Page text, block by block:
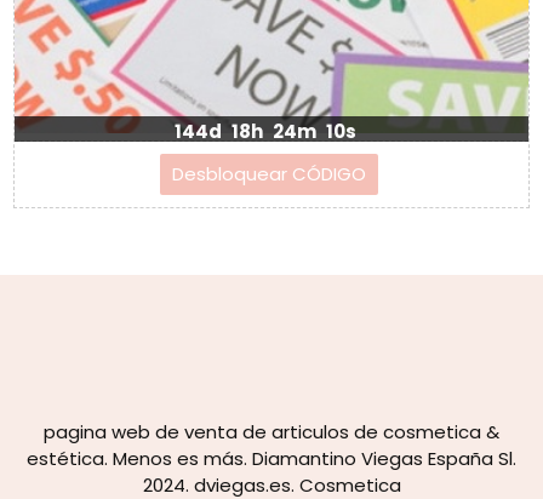
144d 18h 24m 8s
pagina web de venta de articulos de cosmetica &
estética. Menos es más. Diamantino Viegas España Sl.
2024. dviegas.es. Cosmetica